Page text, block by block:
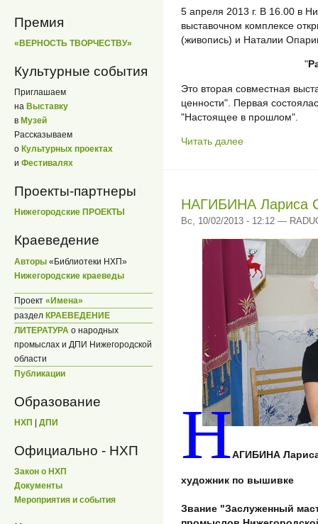
Премия
«ВЕРНОСТЬ ТВОРЧЕСТВУ»
Культурные события
Приглашаем
на Выставку
в Музей
Рассказываем
о Культурных проектах
и Фестивалях
Проекты-партнеры
Нижегородские ПРОЕКТЫ
Краеведение
Авторы «Библиотеки НХП»
Нижегородские краеведы
Проект «Имена»
раздел КРАЕВЕДЕНИЕ
ЛИТЕРАТУРА о народных
промыслах и ДПИ Нижегородской
области
Публикации
Образование
НХП ДПИ
Официально - НХП
Закон о НХП
Документы
Мероприятия и события
5 апреля 2013 г. В 16.00 в
выставочном комплексе
(живопись) и Наталии
"
Это вторая совместная
ценности". Первая
"Настоящее в прошлом".
Читать далее
НАГИБИНА Лариса
Вс, 10/02/2013 - 12:12 —
НАГИБИНА
художник по вышивке
Звание "Заслуженный